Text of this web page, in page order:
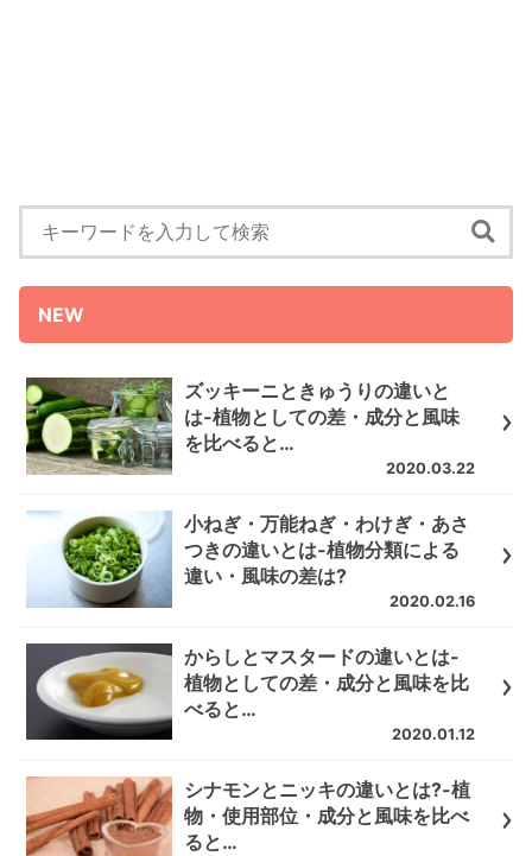
NEW
ズッキーニときゅうりの違いと
は-植物としての差・成分と風味
を比べると…
2020.03.22
小ねぎ・万能ねぎ・わけぎ・あさ
つきの違いとは-植物分類による
違い・風味の差は?
2020.02.16
からしとマスタードの違いとは-
植物としての差・成分と風味を比
べると…
2020.01.12
シナモンとニッキの違いとは?-植
物・使用部位・成分と風味を比べ
ると…